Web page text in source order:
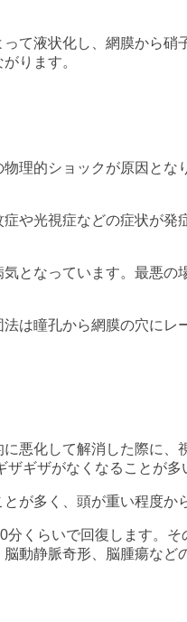
て液状化し、網膜から
ります。
理的ショックが原因と
や光視症などの症状が
となっています。最悪
は瞳孔から網膜の穴に
悪化して解消した際に
ギザがなくなることが多
が多く、頭が重い程度か
くらいで回復します。
動静脈奇形、脳腫瘍など